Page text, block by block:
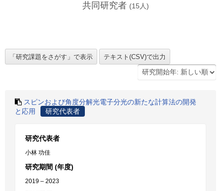
共同研究者 (15 人)
スピンおよび角度分解光電子分光の新たな計算法の開発
と応用
研究代表者
研究代表者
小林 功佳
研究期間 (年度)
2019 – 2023